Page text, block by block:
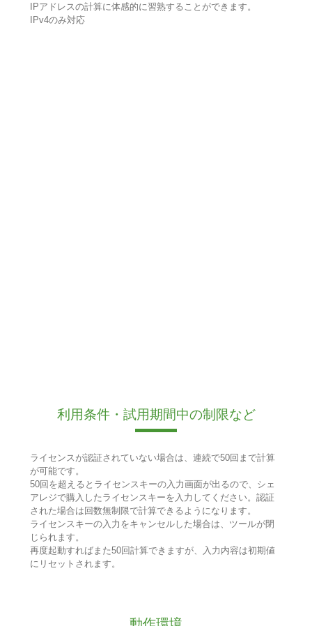
IPアドレスの計算に体感的に習熟することができます。
IPv4のみ対応
利用条件・試用期間中の制限など
ライセンスが認証されていない場合は、連続で50回まで計算
が可能です。
50回を超えるとライセンスキーの入力画面が出るので、シェ
アレジで購入したライセンスキーを入力してください。認証
された場合は回数無制限で計算できるようになります。
ライセンスキーの入力をキャンセルした場合は、ツールが閉
じられます。
再度起動すればまた50回計算できますが、入力内容は初期値
にリセットされます。